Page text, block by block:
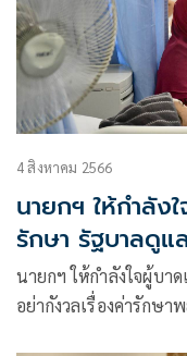
4 สิงหาคม 2566
นายกฯ ให้กำลัง
รักษา รัฐบาลดูแ
นายกฯ ให้กำลังใจผู้บา
อย่ากังวลเรื่องค่ารักษ